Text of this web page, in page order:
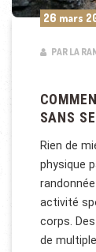
26 mars
PAR LA
SANS
Rien de
physique
activité
corps.
de